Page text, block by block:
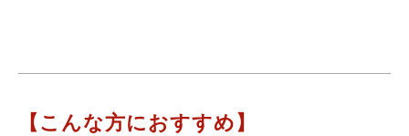
【こんな方におすすめ】